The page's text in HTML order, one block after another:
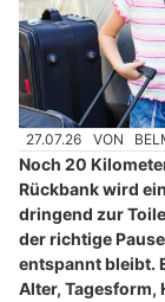
27.07.26 VON
Noch 20
Rückbank wird
dringend zur
der richtige
entspannt bleibt.
Alter, Tagesform,